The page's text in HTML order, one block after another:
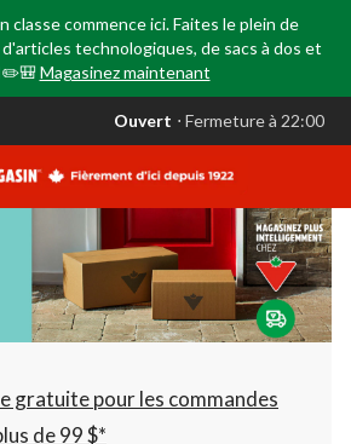
commence ici. Faites le plein de
technologiques, de sacs à dos et
Magasinez maintenant
votre
est
AB,
Ouvert,
Fermeture
à
22:00
changer
Ouvert ⋅ Fermeture à 22:00
gratuite pour les commandes
de 99 $*